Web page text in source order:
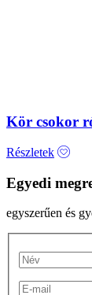
Kör csokor
Részletek
Egyedi
egyszerűen és